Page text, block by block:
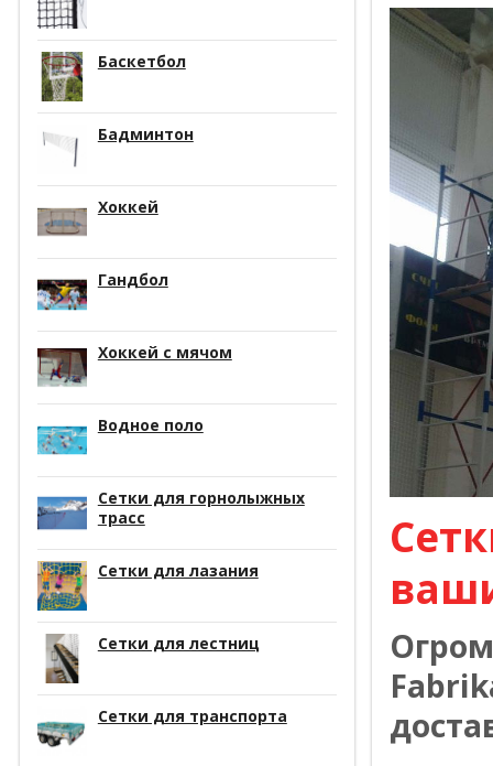
Баскетбол
Бадминтон
Хоккей
Гандбол
Хоккей с мячом
Водное поло
Сетки для горнолыжных
трасс
Сетки для лазания
Сетки для лестниц
Сетки для транспорта